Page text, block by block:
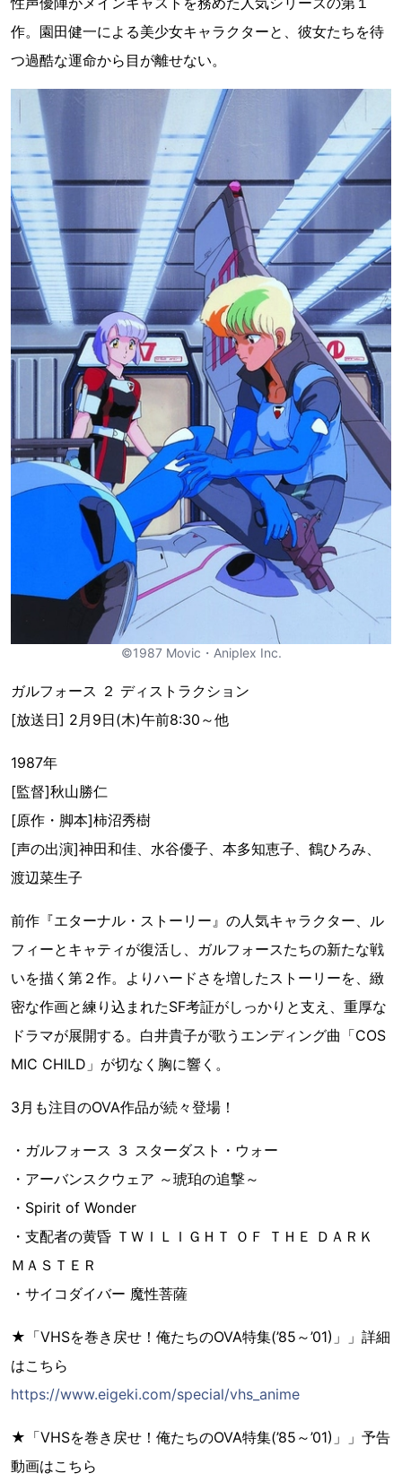
作。園田健一による美少女キャラクターと、彼女たちを待
つ過酷な運命から目が離せない。
©1987 Movic・Aniplex Inc.
ガルフォース ２ ディストラクション
[放送日] 2月9日(木)午前8:30～他
1987年
[監督]秋山勝仁
[原作・脚本]柿沼秀樹
[声の出演]神田和佳、水谷優子、本多知恵子、鶴ひろみ、
渡辺菜生子
前作『エターナル・ストーリー』の人気キャラクター、ル
フィーとキャティが復活し、ガルフォースたちの新たな戦
いを描く第２作。よりハードさを増したストーリーを、緻
密な作画と練り込まれたSF考証がしっかりと支え、重厚な
ドラマが展開する。白井貴子が歌うエンディング曲「COS
MIC CHILD」が切なく胸に響く。
3月も注目のOVA作品が続々登場！
・ガルフォース ３ スターダスト・ウォー
・アーバンスクウェア ～琥珀の追撃～
・Spirit of Wonder
・支配者の黄昏 ＴＷＩＬＩＧＨＴ ＯＦ ＴＨＥ ＤＡＲＫ
ＭＡＳＴＥＲ
・サイコダイバー 魔性菩薩
★「VHSを巻き戻せ！俺たちのOVA特集(’85～’01)」」詳細
はこちら
https://www.eigeki.com/special/vhs_anime
★「VHSを巻き戻せ！俺たちのOVA特集(’85～’01)」」予告
動画はこちら